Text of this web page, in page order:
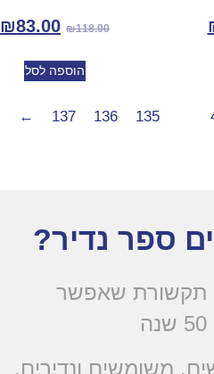
₪118.00
₪83.00
הוספה לסל
135
136
137
←
ספר נדיר?
תקשורת שאפשר
משומשים ונדירים